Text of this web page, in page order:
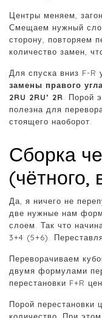
Центры меняем,
Смещаем нужный
сторону, повторяем
количество замен,
Для спуска вниз F-R
замены правого
2RU 2RU’ 2R. Порой
полезна для
стоящего наоборот.
Сборка
(чётного,
Да, я ничего не
две нужные нам
слоем. Так что
3+4 (5+6).
Переворачиваем
двумя формулами
перестановки F+R
Порой перестановки